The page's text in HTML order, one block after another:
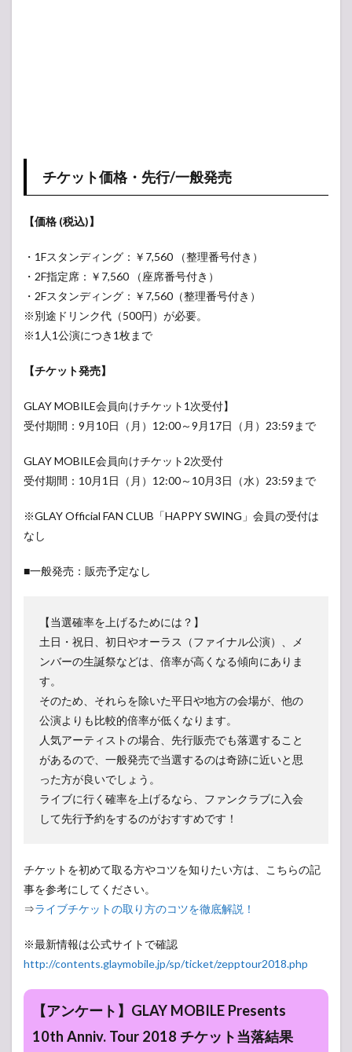
チケット価格・先行/一般発売
【価格 (税込)】
・1Fスタンディング：￥7,560 （整理番号付き）
・2F指定席：￥7,560 （座席番号付き）
・2Fスタンディング：￥7,560（整理番号付き）
※別途ドリンク代（500円）が必要。
※1人1公演につき1枚まで
【チケット発売】
GLAY MOBILE会員向けチケット1次受付】
受付期間：9月10日（月）12:00～9月17日（月）23:59まで
GLAY MOBILE会員向けチケット2次受付
受付期間：10月1日（月）12:00～10月3日（水）23:59まで
※GLAY Official FAN CLUB「HAPPY SWING」会員の受付は
なし
■一般発売：販売予定なし
【当選確率を上げるためには？】
土日・祝日、初日やオーラス（ファイナル公演）、メ
ンバーの生誕祭などは、倍率が高くなる傾向にありま
す。
そのため、それらを除いた平日や地方の会場が、他の
公演よりも比較的倍率が低くなります。
人気アーティストの場合、先行販売でも落選すること
があるので、一般発売で当選するのは奇跡に近いと思
った方が良いでしょう。
ライブに行く確率を上げるなら、ファンクラブに入会
して先行予約をするのがおすすめです！
チケットを初めて取る方やコツを知りたい方は、こちらの記
事を参考にしてください。
⇒ライブチケットの取り方のコツを徹底解説！
※最新情報は公式サイトで確認
http://contents.glaymobile.jp/sp/ticket/zepptour2018.php
【アンケート】GLAY MOBILE Presents
10th Anniv. Tour 2018 チケット当落結果